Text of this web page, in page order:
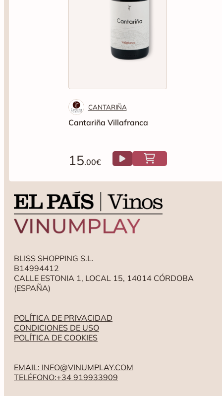
CANTARIÑA
Cantariña Villafranca
15.00€
BLISS SHOPPING S.L.
B14994412
CALLE ESTONIA 1, LOCAL 15, 14014 CÓRDOBA
(ESPAÑA)
POLÍTICA DE PRIVACIDAD
CONDICIONES DE USO
POLÍTICA DE COOKIES
EMAIL: INFO@VINUMPLAY.COM
TELÉFONO:+34 919933909